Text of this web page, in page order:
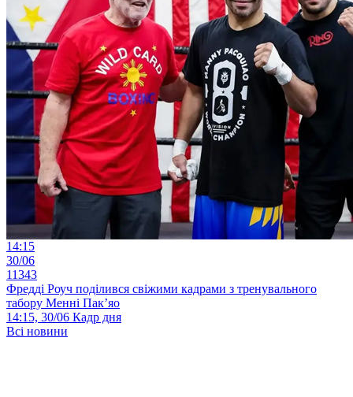
14:15
30/06
11343
Фредді Роуч поділився свіжими кадрами з тренувального
табору Менні Пак’яо
14:15, 30/06 Кадр дня
Всі новини